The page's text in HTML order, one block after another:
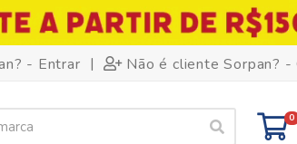
- Entrar | Não é cliente Sorpan? -
0